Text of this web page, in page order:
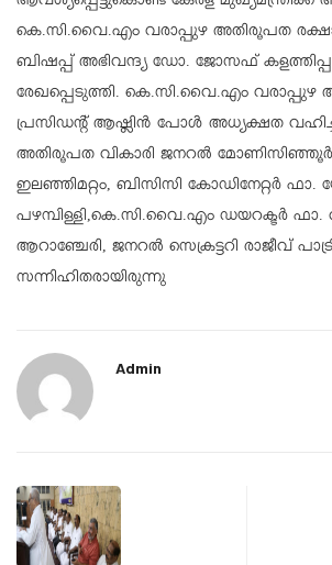
കെ.സി.വൈ.എം വരാപ്പുഴ അതിരൂപത
ബിഷപ്പ് അഭിവന്ദ്യ ഡോ. ജോസഫ്
രേഖപ്പെടുത്തി. കെ.സി.വൈ.എം വരാപ്പുഴ
പ്രസിഡൻ്റ് ആഷ്ലിൻ പോൾ അധ്യക്ഷത
അതിരൂപത വികാരി ജനറൽ
ഇലഞ്ഞിമറ്റം, ബിസിസി കോഡിനേറ്റർ
പഴമ്പിള്ളി,കെ.സി.വൈ.എം ഡയറക്ടർ
ആറാഞ്ചേരി, ജനറൽ സെക്രട്ടറി രാജീവ്
സന്നിഹിതരായിരുന്നു
Admin